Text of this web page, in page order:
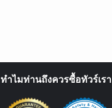
ทำไมท่านถึงควรซื้อทัวร์เรา